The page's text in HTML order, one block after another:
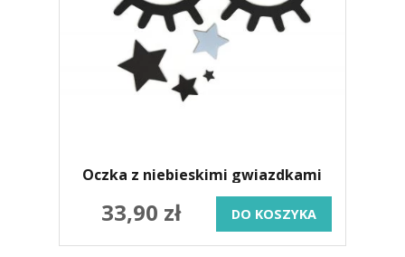
Oczka z niebieskimi gwiazdkami
33,90 zł DO KOSZYKA